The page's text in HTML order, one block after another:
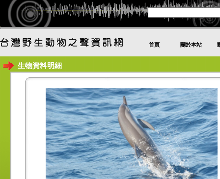
首頁 關於本站
生物資料明細